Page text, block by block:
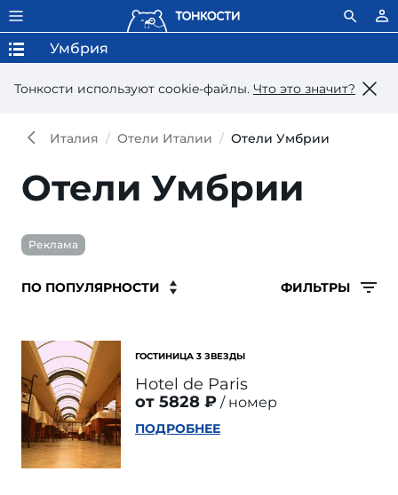
Тонкости используют сookie-файлы. Что это значит?
Умбрия
Италия Отели Италии Отели Умбрии
Отели Умбрии
Реклама
ФИЛЬТРЫ
ГОСТИНИЦА 3 ЗВЕЗДЫ
Hotel de Paris
от 5828 ₽
номер
ПОДРОБНЕЕ